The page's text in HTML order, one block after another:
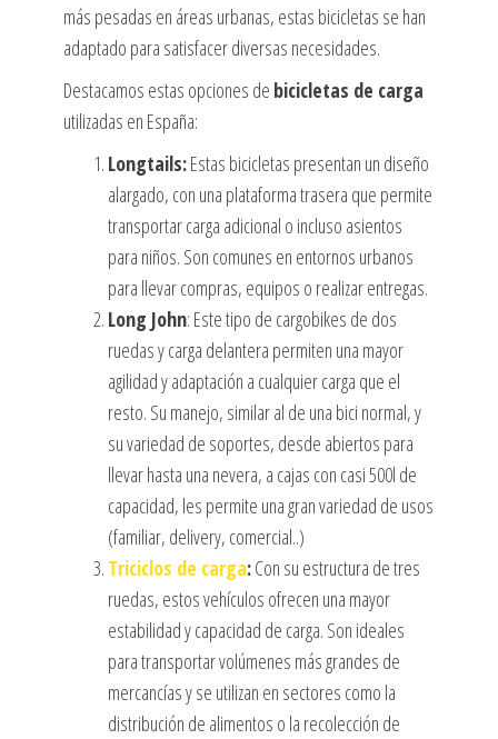
más pesadas en áreas urbanas, estas bicicletas se han
adaptado para satisfacer diversas necesidades.
Destacamos estas opciones de bicicletas de carga
utilizadas en España:
Longtails:Estas bicicletas presentan un diseño
alargado, con una plataforma trasera que permite
transportar carga adicional o incluso asientos
para niños. Son comunes en entornos urbanos
para llevar compras, equipos o realizar entregas.
Long John: Este tipo de cargobikes de dos
ruedas y carga delantera permiten una mayor
agilidad y adaptación a cualquier carga que el
resto. Su manejo, similar al de una bici normal, y
su variedad de soportes, desde abiertos para
llevar hasta una nevera, a cajas con casi 500l de
capacidad, les permite una gran variedad de usos
(familiar, delivery, comercial..)
Triciclos de carga:Con su estructura de tres
ruedas, estos vehículos ofrecen una mayor
estabilidad y capacidad de carga. Son ideales
para transportar volúmenes más grandes de
mercancías y se utilizan en sectores como la
distribución de alimentos o la recolección de